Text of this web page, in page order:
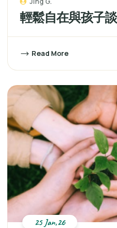
輕鬆自在與孩子
Read More
25 Jan,26